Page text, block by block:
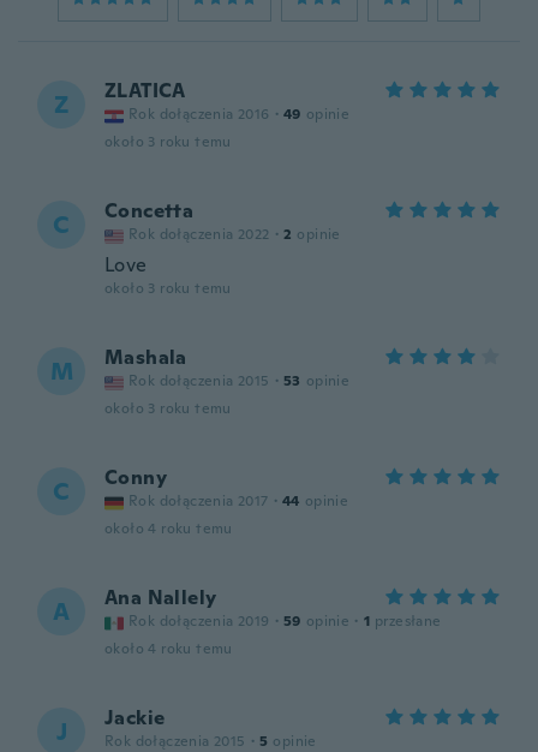
Z ZLATICA
Rok dołączenia 2016 · 49 opinie
około 3 roku temu
C Concetta
Rok dołączenia 2022 · 2 opinie
Love
około 3 roku temu
M Mashala
Rok dołączenia 2015 · 53 opinie
około 3 roku temu
C Conny
Rok dołączenia 2017 · 44 opinie
około 4 roku temu
A Ana Nallely
Rok dołączenia 2019 · 59 opinie · 1 przesłane
około 4 roku temu
J Jackie
Rok dołączenia 2015 · 5 opinie